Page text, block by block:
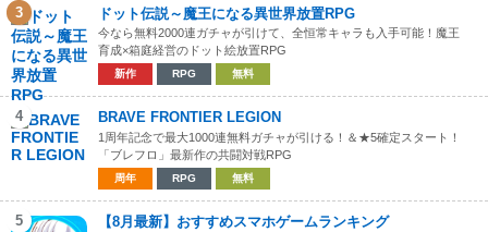
3 ドット伝説～魔王になる異世界放置RPG
今なら無料2000連ガチャが引けて、全恒常キャラも入手可能！魔王
育成×箱庭経営のドット絵放置RPG
新作 RPG 無料
4 BRAVE FRONTIER LEGION
1周年記念で最大1000連無料ガチャが引ける！＆★5確定スタート！
「ブレフロ」最新作の共闘対戦RPG
周年 RPG 無料
5 【8月最新】おすすめスマホゲームランキング